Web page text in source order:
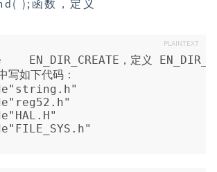
);函数，定义
EN_DIR_CREATE，定义
写如下代码：
"string.h"
"reg52.h"
"HAL.H"
"FILE_SYS.h"